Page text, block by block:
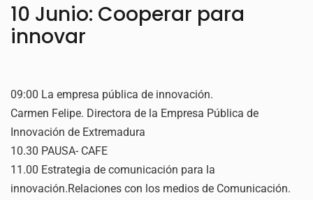
10 Junio: Cooperar para
innovar
09:00 La empresa pública de innovación.
Carmen Felipe. Directora de la Empresa Pública de
Innovación de Extremadura
10.30 PAUSA- CAFE
11.00 Estrategia de comunicación para la
innovación.Relaciones con los medios de Comunicación.